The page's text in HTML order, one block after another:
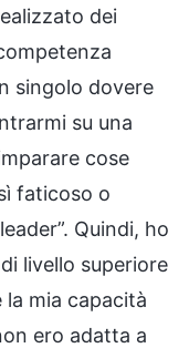
dei
singolo dovere
su una
cose
faticoso o
Quindi, ho
livello superiore
la mia capacità
ero adatta a